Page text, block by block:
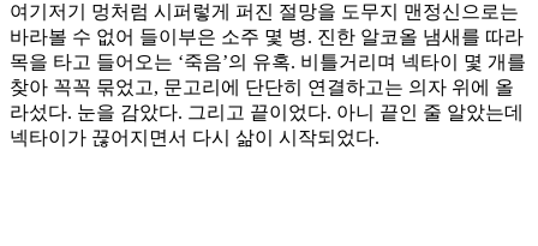
여기저기 멍처럼 시퍼렇게 퍼진 절망을 도무지 맨정신으로는
바라볼 수 없어 들이부은 소주 몇 병. 진한 알코올 냄새를 따라
목을 타고 들어오는 ‘죽음’의 유혹. 비틀거리며 넥타이 몇 개를
찾아 꼭꼭 묶었고, 문고리에 단단히 연결하고는 의자 위에 올
라섰다. 눈을 감았다. 그리고 끝이었다. 아니 끝인 줄 알았는데
넥타이가 끊어지면서 다시 삶이 시작되었다.